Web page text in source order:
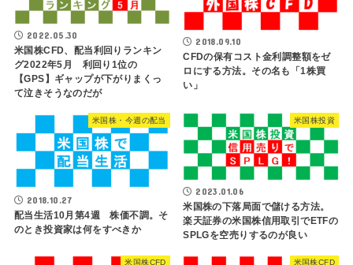
2022.05.30
米国株CFD、配当利回りランキン
グ2022年5月 利回り1位の
【GPS】ギャップが下がりまくっ
て泣きそうなのだが
2018.09.10
CFDの保有コスト金利調整額をゼ
ロにする方法。その名も「1株買
い」
米国株・今週の配当
2018.10.27
配当生活10月第4週 株価不調。そ
のとき投資家は何をすべきか
米国株投資
2023.01.06
米国株の下落局面で儲ける方法。
楽天証券の米国株信用取引でETFの
SPLGを空売りするのが良い
米国株CFD 米国株CFD